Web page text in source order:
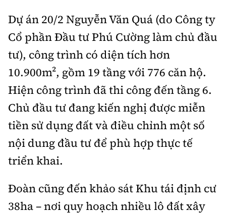
Thông tin tòa
Dự án 20/2 Nguyễn Văn Quá (do Công ty
Cổ phần Đầu tư Phú Cường làm chủ đầu
tư), công trình có diện tích hơn
10.900m², gồm 19 tầng với 776 căn hộ.
Hiện công trình đã thi công đến tầng 6.
Chủ đầu tư đang kiến nghị được miễn
tiền sử dụng đất và điều chỉnh một số
nội dung đầu tư để phù hợp thực tế
triển khai.
Đoàn cũng đến khảo sát Khu tái định cư
38ha – nơi quy hoạch nhiều lô đất xây